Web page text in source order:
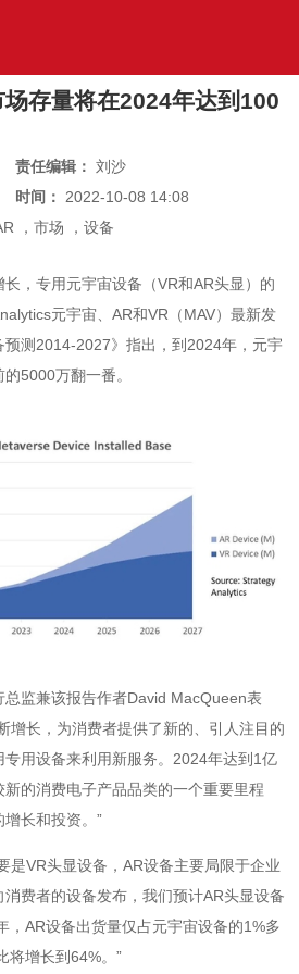
存量将在2024年达到100
责任编辑： 刘沙
时间： 2022-10-08 14:08
， 市场 ， 设备
，专用元宇宙设备（VR和AR头显）的
元宇宙、AR和VR（MAV）最新发
测2014-2027》指出，到2024年，元宇
5000万翻一番。
总监兼该报告作者David MacQueen表
增长，为消费者提供了新的、引人注目的
用设备来利用新服务。2024年达到1亿
的消费电子产品品类的一个重要里程
长和投资。”
是VR头显设备，AR设备主要局限于企业
费者的设备发布，我们预计AR头显设备
，AR设备出货量仅占元宇宙设备的1%多
将增长到64%。”